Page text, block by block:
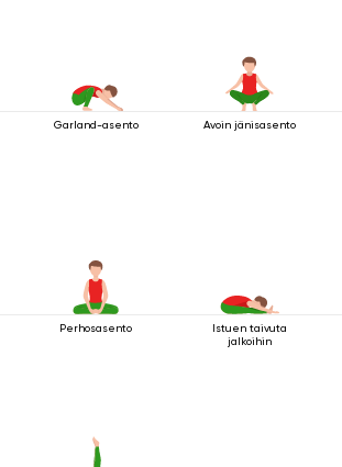
Garland-asento Avoin jänisasento
Perhosasento
Istuen taivuta
jalkoihin